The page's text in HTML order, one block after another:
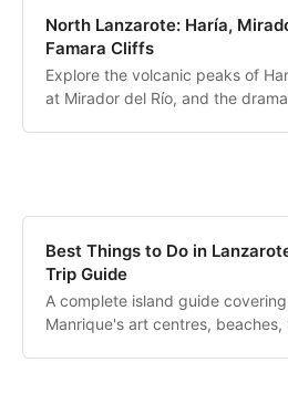
North Lanzarote: Haría,
Famara Cliffs
Explore the volcanic peaks of
at Mirador del Río, and the
Best Things to Do in
Trip Guide
A complete island guide
Manrique's art centres,